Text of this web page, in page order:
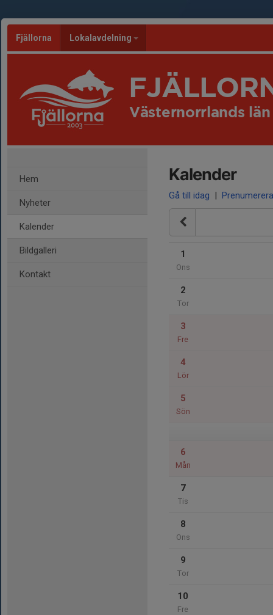
Fjällorna Lokalavdelning
Västernorrlands län
Hem
Nyheter
Kalender
Bildgalleri
Kontakt
Kalender
Gå till idag | Prenumerera
1
Ons
2
Tor
3
Fre
4
Lör
5
Sön
6
Mån
7
Tis
8
Ons
9
Tor
10
Fre